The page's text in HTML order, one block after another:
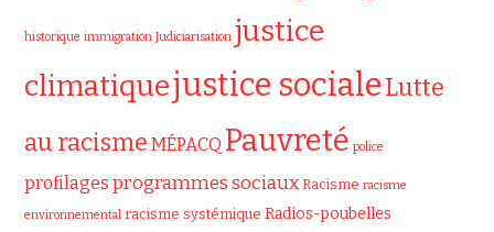
historique immigration Judiciarisation justice
climatiquejustice socialeLutte
au racisme MÉPACQ Pauvreté police
profilages programmes sociaux Racisme racisme
environnemental racisme systémique Radios-poubelles